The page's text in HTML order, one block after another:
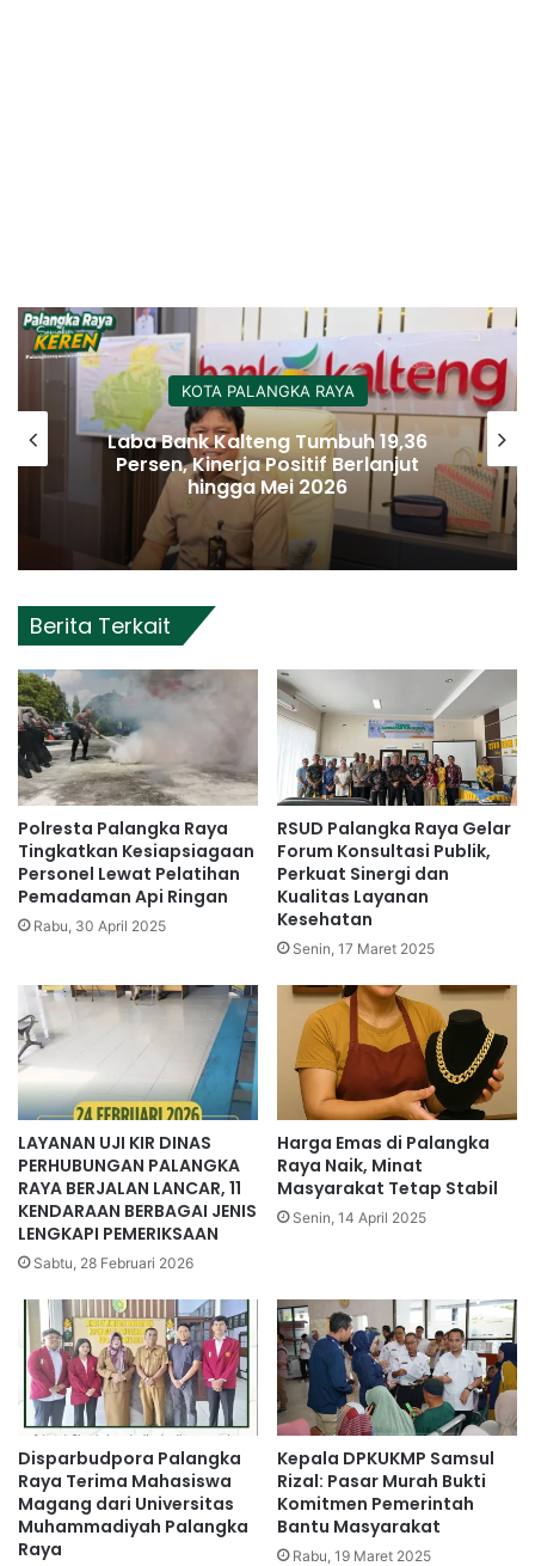
KOTA PALANGKA RAYA
Palangka Raya Perluas Digitalisasi
Perlindungan Sosial, Perkuat Akurasi
Data dan Penyaluran Bansos
Berita Terkait
Polresta Palangka Raya
Tingkatkan Kesiapsiagaan
Personel Lewat Pelatihan
Pemadaman Api Ringan
Rabu, 30 April 2025
RSUD Palangka Raya Gelar
Forum Konsultasi Publik,
Perkuat Sinergi dan
Kualitas Layanan
Kesehatan
Senin, 17 Maret 2025
LAYANAN UJI KIR DINAS
PERHUBUNGAN PALANGKA
RAYA BERJALAN LANCAR, 11
KENDARAAN BERBAGAI JENIS
LENGKAPI PEMERIKSAAN
Sabtu, 28 Februari 2026
Harga Emas di Palangka
Raya Naik, Minat
Masyarakat Tetap Stabil
Senin, 14 April 2025
Disparbudpora Palangka
Raya Terima Mahasiswa
Magang dari Universitas
Muhammadiyah Palangka
Raya
Kepala DPKUKMP Samsul
Rizal: Pasar Murah Bukti
Komitmen Pemerintah
Bantu Masyarakat
Rabu, 19 Maret 2025